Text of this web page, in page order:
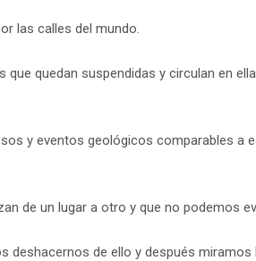
las calles del mundo.
quedan suspendidas y circulan en
y eventos geológicos comparables a
de un lugar a otro y que no podemos
deshacernos de ello y después miramos